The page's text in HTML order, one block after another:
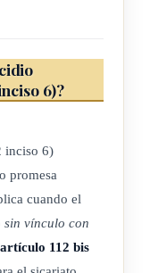
6)?
inciso 6)
promesa
cuando el
sin vínculo con
artículo 112 bis